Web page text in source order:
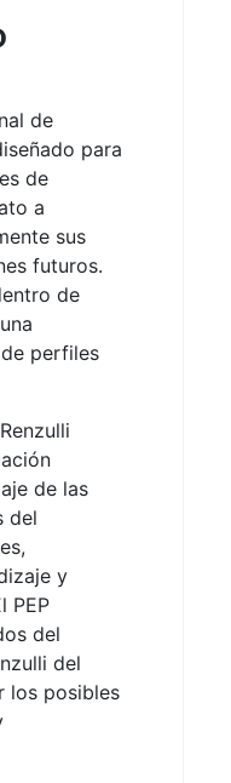
de
para
de
a
sus
futuros.
de
perfiles
de las
del
y
PEP
del
del
los posibles